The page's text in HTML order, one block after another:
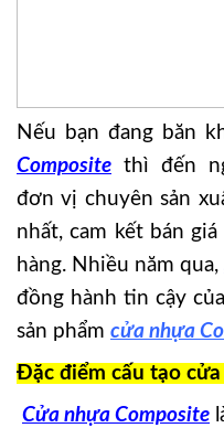
Nếu bạn đang băn
Composite thì đến
đơn vị chuyên sản
nhất, cam kết bán
hàng. Nhiều năm qua,
đồng hành tin cậy
sản phẩm cửa nhựa
Đặc điểm cấu tạo
Cửa nhựa Composite